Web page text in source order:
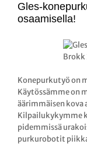
Gles-
osaamisella!
Konepurkutyö on
Käytössämme on
äärimmäisen
Kilpailukykymme
pidemmissä
purkurobotit